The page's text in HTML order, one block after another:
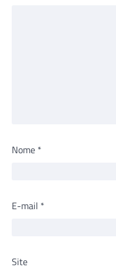
Nome *
E-mail *
Site